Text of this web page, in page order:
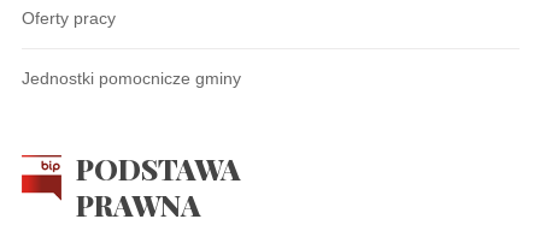
Oferty pracy
Jednostki pomocnicze gminy
PODSTAWA
PRAWNA